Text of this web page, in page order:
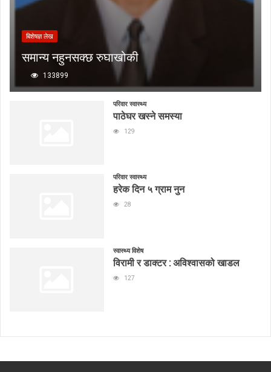
बिशेषज्ञ लेख
समान्य नहुनसक्छ रुघाखोकी
133899
परिवार स्वास्थ्य
पाठेघर खस्ने समस्या
129
परिवार स्वास्थ्य
हरेक दिन ५ ग्राम नुन
28
स्वास्थ्य विशेष
विरामी र डाक्टर : अविश्वासको खाडल
127